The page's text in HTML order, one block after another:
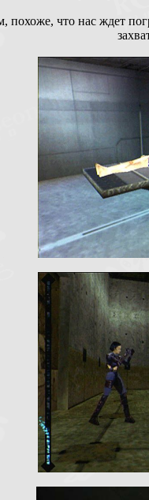
похоже, что нас ждет